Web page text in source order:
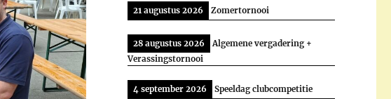
21 augustus 2026 Zomertornooi
28 augustus 2026
Algemene vergadering +
Verassingstornooi
4 september 2026 Speeldag clubcompetitie